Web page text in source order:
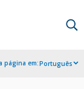
página em:Português